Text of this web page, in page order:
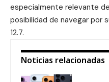
especialmente relevante
posibilidad de navegar por
12.7.
Noticias relacionadas